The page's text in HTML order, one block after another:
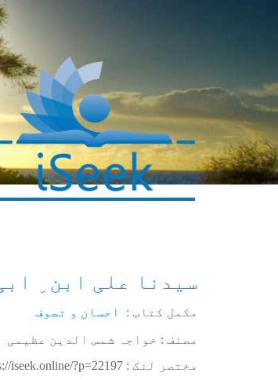
سیدنا علی ابن
مکمل کتاب : احسان و تصوف
مصنف : خواجہ شمس الدین عظیمی
مختصر لنک : iseek.online/?p=22197